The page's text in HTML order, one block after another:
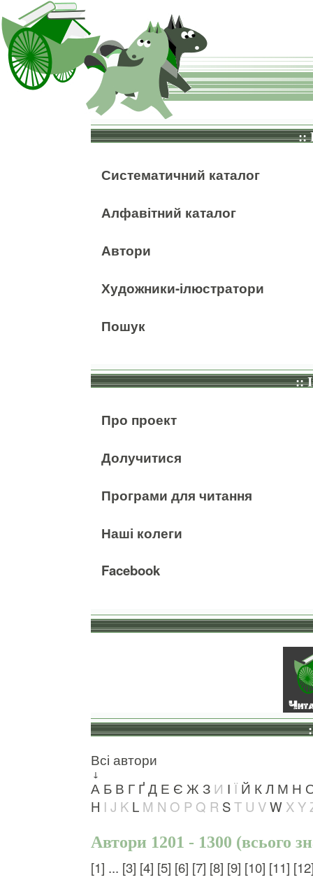
::
Систематичний каталог
Алфавітний каталог
Автори
Художники-ілюстратори
Пошук
::
Про проект
Долучитися
Програми для читання
Наші колеги
Facebook
Всі автори
↓
А Б В Г ҐД Е Є Ж З И І Ї Й КЛ М Н
H I J K L M N O P Q R ST U VW XY
Автори 1201 - 1300 (всього
[1] ... [3] [4] [5] [6] [7] [8] [9] [10] [11]